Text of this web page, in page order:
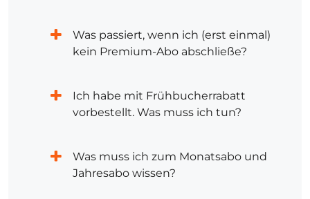
Was passiert, wenn ich (erst einmal)
kein Premium-Abo abschließe?
Ich habe mit Frühbucherrabatt
vorbestellt. Was muss ich tun?
Was muss ich zum Monatsabo und
Jahresabo wissen?